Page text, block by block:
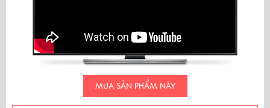
MUA SẢN PHẨM NÀY